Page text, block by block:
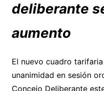
deliberante
aumento
El nuevo cuadro
unanimidad en sesión
Concejo Deliberante